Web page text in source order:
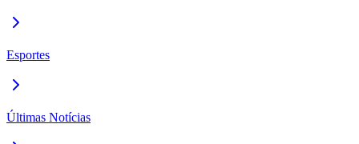
Esportes
Últimas Notícias